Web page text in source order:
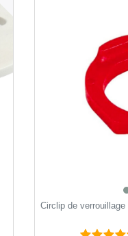
Circlip de